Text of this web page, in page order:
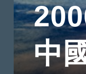
中